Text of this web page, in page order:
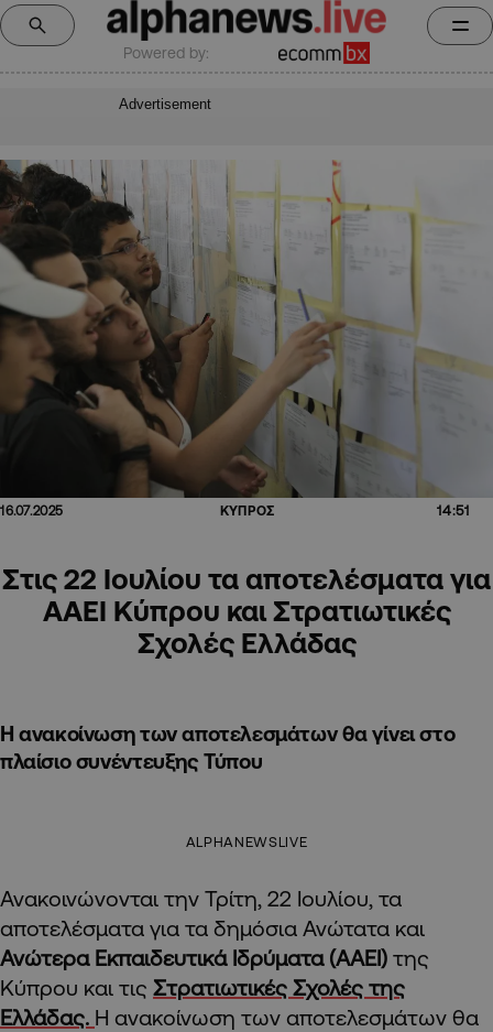
Powered by:
Advertisement
16.07.2025 ΚΥΠΡΟΣ 14:51
Στις 22 Ιουλίου τα αποτελέσματα για
ΑΑΕΙ Κύπρου και Στρατιωτικές
Σχολές Ελλάδας
Η ανακοίνωση των αποτελεσμάτων θα γίνει στο
πλαίσιο συνέντευξης Τύπου
ALPHANEWSLIVE
Ανακοινώνονται την Τρίτη, 22 Ιουλίου, τα
αποτελέσματα για τα δημόσια Ανώτατα και
Ανώτερα Εκπαιδευτικά Ιδρύματα (ΑΑΕΙ) της
Κύπρου και τις Στρατιωτικές Σχολές της
Ελλάδας. Η ανακοίνωση των αποτελεσμάτων θα